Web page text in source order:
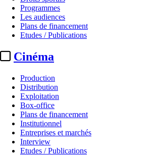
Programmes
Les audiences
Plans de financement
Etudes / Publications
Cinéma
Production
Distribution
Exploitation
Box-office
Plans de financement
Institutionnel
Entreprises et marchés
Interview
Etudes / Publications